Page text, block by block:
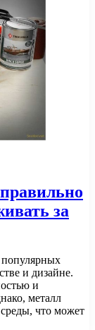
за
и дизайне.
и
металл
что может